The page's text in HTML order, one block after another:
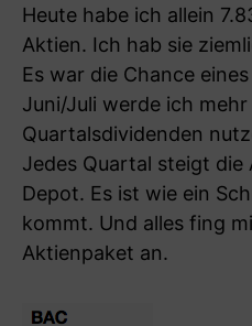
Heute habe ich allein
Aktien. Ich hab sie
Es war die Chance
Juni/Juli werde ich
Quartalsdividenden
Jedes Quartal steigt die
Depot. Es ist wie ein
kommt. Und alles fing
Aktienpaket an.